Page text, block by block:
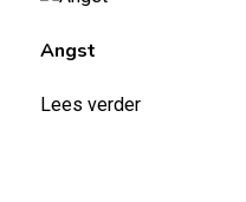
Angst
Lees verder